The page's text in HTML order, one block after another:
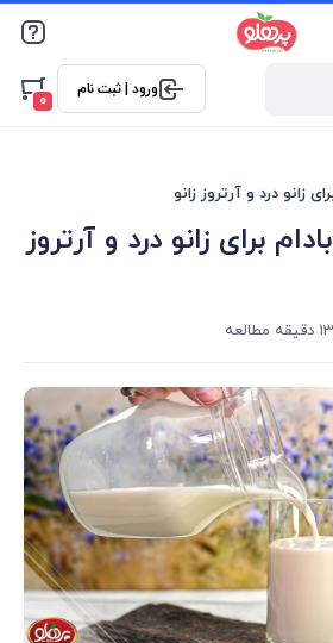
@media screen and (max-width:
ورود | ثبت نام
0
برای زانو درد و آرتروز